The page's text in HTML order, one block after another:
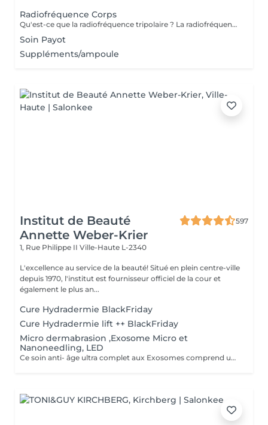
Radiofréquence Corps
Qu'est-ce que la radiofréquence tripolaire ? La radiofréquence tripolaire est l'une des méthodes non invasives les plus efficaces pour raffermir et tonifier visiblement la peau. La peau perd naturellement son élasticité et sa souplesse à cause du processus de vieillissement ou des fluctuations de poids, et à mesure que la peau s'amincit, les signes du temps deviennent plus fréquents. L'énergie radiofréquence stimule la contraction des fibres de collagène existantes et la production de nouvelles cellules pour lisser, tonifier et raffermir la peau. Les zones de traitement comprennent : Cou (uniquement sur les côtés et jamais devant); Double menton - Double menton ; Front; Autour des yeux; Joues; moustache chinoise; région de la mâchoire.
Soin Payot
Suppléments/ampoule
Institut de Beauté
Annette Weber-Krier
597
1, Rue Philippe II Ville-Haute L-2340
L'excellence au service de la beauté! Situé en plein centre-ville
depuis 1970, l'institut est fournisseur officiel de la cour et
également le plus an...
Cure Hydradermie BlackFriday
Cure Hydradermie lift ++ BlackFriday
Micro dermabrasion ,Exosome Micro et
Nanoneedling, LED
Ce soin anti- âge ultra complet aux Exosomes comprend une microdermabrasion, un soin activateur Cold plasma, le microneedling avec des Exosomes, un masque feuille de collagène avec le nanoneedling, pour finaliser encore 15' de luminothérapie. Vous partirez avec votre sérum aux exosomes pour continuer le soin à domicile.